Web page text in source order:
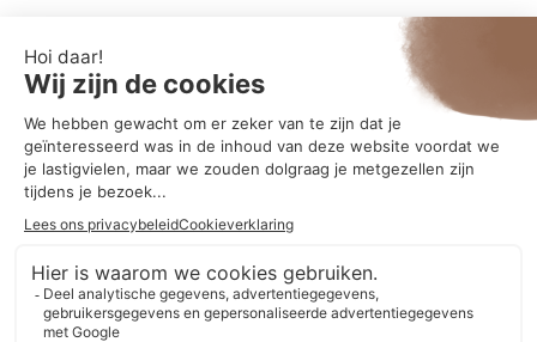
Aventurijn 254
3316 LB Dordrecht
Route (Google Maps)
078 – 20 80 120
Maandag t/m vrijdag bereikbaar
BTW: NL865810564B01
KvK nummer: 91901375
IBAN nr. NL15ABNA0128744898
Downloadonze leveringsvoorwaarden